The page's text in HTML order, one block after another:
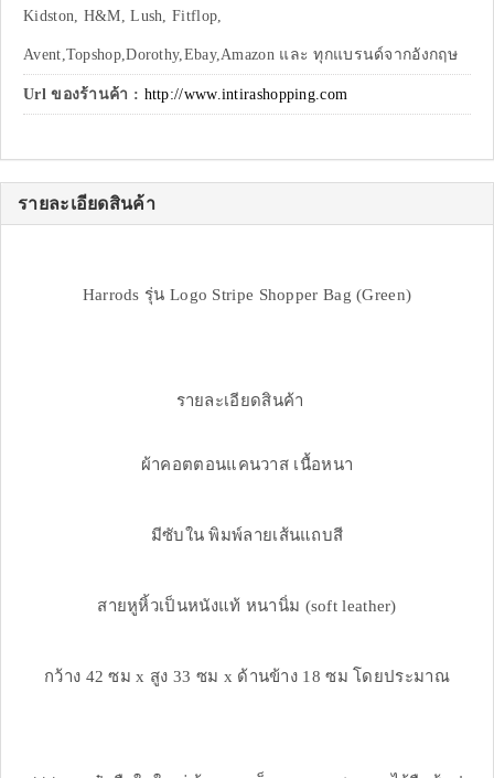
Kidston, H&M, Lush, Fitflop,
Avent,Topshop,Dorothy,Ebay,Amazon และ ทุกแบรนด์จากอังกฤษ
Url ของร้านค้า : http://www.intirashopping.com
รายละเอียดสินค้า
Harrods รุ่น Logo Stripe Shopper Bag (Green)
รายละเอียดสินค้า
ผ้าคอตตอนแคนวาส เนื้อหนา
มีซับใน พิมพ์ลายเส้นแถบสี
สายหูหิ้วเป็นหนังแท้ หนานิ่ม (soft leather)
กว้าง 42 ซม x สูง 33 ซม x ด้านข้าง 18 ซม โดยประมาณ